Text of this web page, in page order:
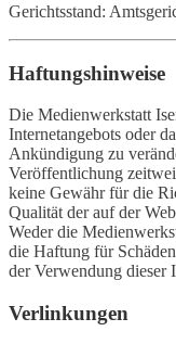
Gerichtsstand:
Haftungshinweise
Die Medienwerkstatt
Internetangebots oder
Ankündigung zu
Veröffentlichung
keine Gewähr für die
Qualität der auf der
Weder die
die Haftung für
der Verwendung dieser
Verlinkungen